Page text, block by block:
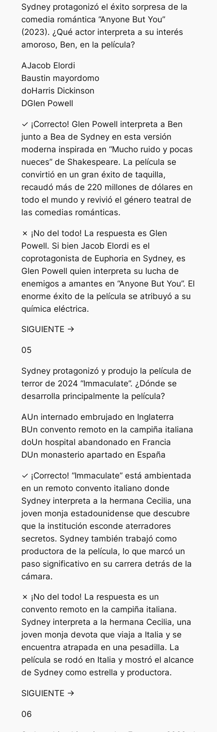
Sydney protagonizó el éxito sorpresa de la
comedia romántica “Anyone But You”
(2023). ¿Qué actor interpreta a su interés
amoroso, Ben, en la película?
AJacob Elordi
Baustin mayordomo
doHarris Dickinson
DGlen Powell
✓ ¡Correcto! Glen Powell interpreta a Ben
junto a Bea de Sydney en esta versión
moderna inspirada en “Mucho ruido y pocas
nueces” de Shakespeare. La película se
convirtió en un gran éxito de taquilla,
recaudó más de 220 millones de dólares en
todo el mundo y revivió el género teatral de
las comedias románticas.
✗ ¡No del todo! La respuesta es Glen
Powell. Si bien Jacob Elordi es el
coprotagonista de Euphoria en Sydney, es
Glen Powell quien interpreta su lucha de
enemigos a amantes en “Anyone But You”. El
enorme éxito de la película se atribuyó a su
química eléctrica.
SIGUIENTE →
05
Sydney protagonizó y produjo la película de
terror de 2024 “Immaculate”. ¿Dónde se
desarrolla principalmente la película?
AUn internado embrujado en Inglaterra
BUn convento remoto en la campiña italiana
doUn hospital abandonado en Francia
DUn monasterio apartado en España
✓ ¡Correcto! “Immaculate” está ambientada
en un remoto convento italiano donde
Sydney interpreta a la hermana Cecilia, una
joven monja estadounidense que descubre
que la institución esconde aterradores
secretos. Sydney también trabajó como
productora de la película, lo que marcó un
paso significativo en su carrera detrás de la
cámara.
✗ ¡No del todo! La respuesta es un
convento remoto en la campiña italiana.
Sydney interpreta a la hermana Cecilia, una
joven monja devota que viaja a Italia y se
encuentra atrapada en una pesadilla. La
película se rodó en Italia y mostró el alcance
de Sydney como estrella y productora.
SIGUIENTE →
06